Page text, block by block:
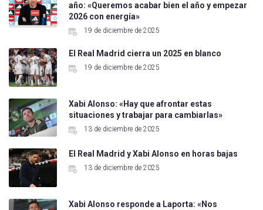
año: «Queremos acabar bien el año y empezar
2026 con energía»
19 de diciembre de 2025
El Real Madrid cierra un 2025 en blanco
19 de diciembre de 2025
Xabi Alonso: «Hay que afrontar estas
situaciones y trabajar para cambiarlas»
13 de diciembre de 2025
El Real Madrid y Xabi Alonso en horas bajas
13 de diciembre de 2025
Xabi Alonso responde a Laporta: «Nos